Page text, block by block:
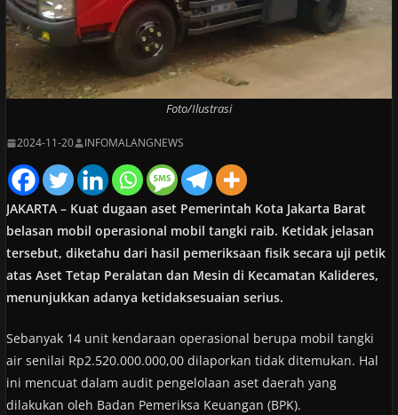
Foto/Ilustrasi
2024-11-20 INFOMALANGNEWS
JAKARTA – Kuat dugaan aset Pemerintah Kota Jakarta Barat
belasan mobil operasional mobil tangki raib. Ketidak jelasan
tersebut, diketahu dari hasil pemeriksaan fisik secara uji petik
atas Aset Tetap Peralatan dan Mesin di Kecamatan Kalideres,
menunjukkan adanya ketidaksesuaian serius.
Sebanyak 14 unit kendaraan operasional berupa mobil tangki
air senilai Rp2.520.000.000,00 dilaporkan tidak ditemukan. Hal
ini mencuat dalam audit pengelolaan aset daerah yang
dilakukan oleh Badan Pemeriksa Keuangan (BPK).